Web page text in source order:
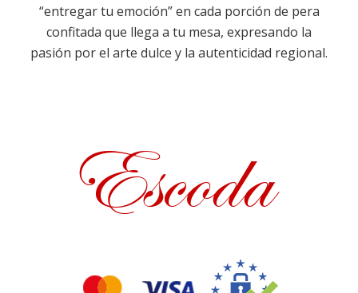
“entregar tu emoción” en cada porción de pera
confitada que llega a tu mesa, expresando la
pasión por el arte dulce y la autenticidad regional.